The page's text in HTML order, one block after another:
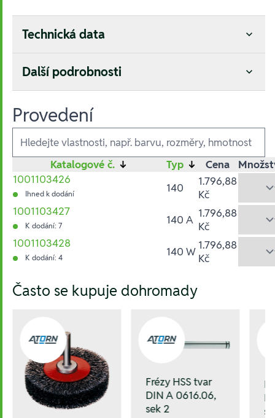
Technická data
Další podrobnosti
Provedení
Ausführungen
Katalogové č. ↓ Typ ↓ Cena
1001103426
Ihned k dodání 140
1.796,88
Kč
1001103427
K dodání: 7 140 A 1.796,88
Kč
1001103428
K dodání: 4 140 W 1.796,88
Kč
Často se kupuje dohromady
Frézy HSS tvar
DIN A 0616.06,
sek 2